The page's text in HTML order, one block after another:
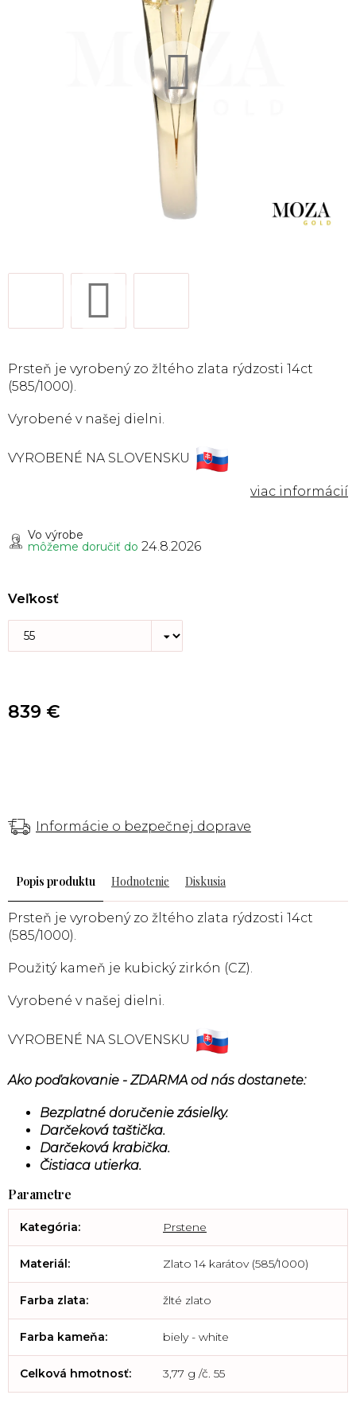
Vo výrobe
môžeme doručiť do 24.8.2026
Veľkosť
Prsteň je vyrobený zo žltého zlata rýdzosti 14ct
(585/1000).
Vyrobené v našej dielni.
VYROBENÉ NA SLOVENSKU
Informácie o bezpečnej doprave
839 €
Popis Hodnotenie Diskusia
Prsteň je vyrobený zo žltého zlata rýdzosti 14ct
(585/1000).
Použitý kameň je kubický zirkón (CZ).
Vyrobené v našej dielni.
VYROBENÉ NA SLOVENSKU
Ako poďakovanie - ZDARMA od nás dostanete:
Bezplatné doručenie zásielky.
Darčeková taštička.
Darčeková krabička.
Čistiaca utierka.
Kategória: Prstene
Materiál: Zlato 14 karátov (585/1000)
Farba zlata: žlté zlato
Farba kameňa: biely - white
Celková hmotnosť: 3,77 g /č. 55